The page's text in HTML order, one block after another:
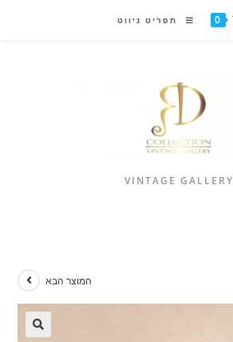
0 תפריט ניווט
VINTAGE GALLERY
המוצר הבא